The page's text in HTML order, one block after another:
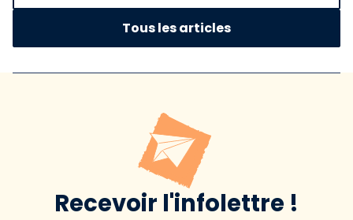
Tous les articles
Recevoir l'infolettre !